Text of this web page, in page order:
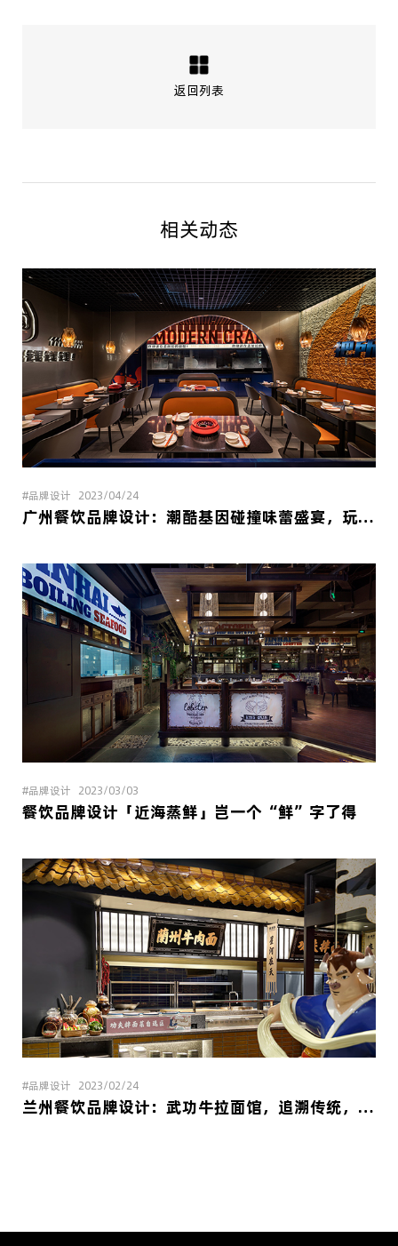
返回列表
相关动态
#品牌设计 2023/04/24
广州餐饮品牌设计：潮酷基因碰撞味蕾盛宴，玩转时尚肉蟹煲
#品牌设计 2023/03/03
餐饮品牌设计「近海蒸鲜」岂一个“鲜”字了得
#品牌设计 2023/02/24
兰州餐饮品牌设计：武功牛拉面馆，追溯传统，寻觅中式武侠风